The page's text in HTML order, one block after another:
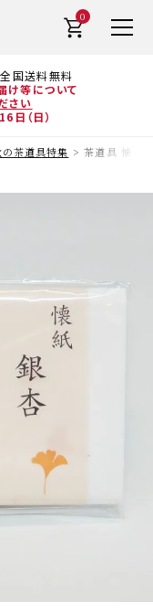
国送料無料
け等について
さい
日（日）
0
の茶道具特集 茶道具 懐紙